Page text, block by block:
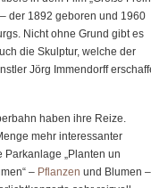
Nr.
7
der 1892 geboren und 1960
Nicht ohne Grund gibt es
die Skulptur, welche der
Jörg Immendorff
haben ihre Reize.
mehr interessanter
„Planten un
– Pflanzen und Blumen